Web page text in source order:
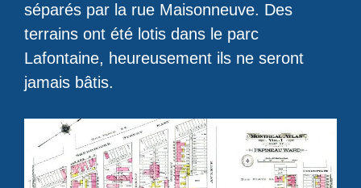
séparés par la rue Maisonneuve. Des
terrains ont été lotis dans le parc
Lafontaine, heureusement ils ne seront
jamais bâtis.